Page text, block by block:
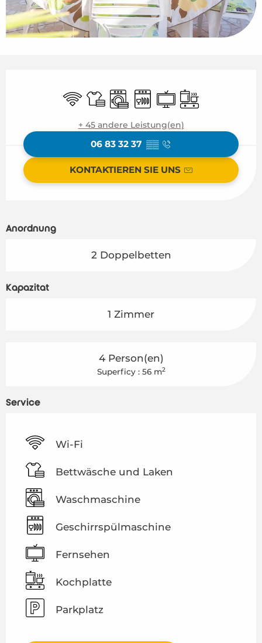
Wi-FiBettwäsche und Laken
Waschmaschine
Geschirrspülmaschine
FernsehenKochplatte
+ 45 andere Leistung(en)
06 83 32 37 ▒▒
KONTAKTIEREN SIE UNS
Anordnung
2 Doppelbetten
Kapazität
1 Zimmer
4 Person(en)
Superficy : 56 m2
Service
Wi-Fi
Bettwäsche und Laken
Waschmaschine
Geschirrspülmaschine
Fernsehen
Kochplatte
Parkplatz